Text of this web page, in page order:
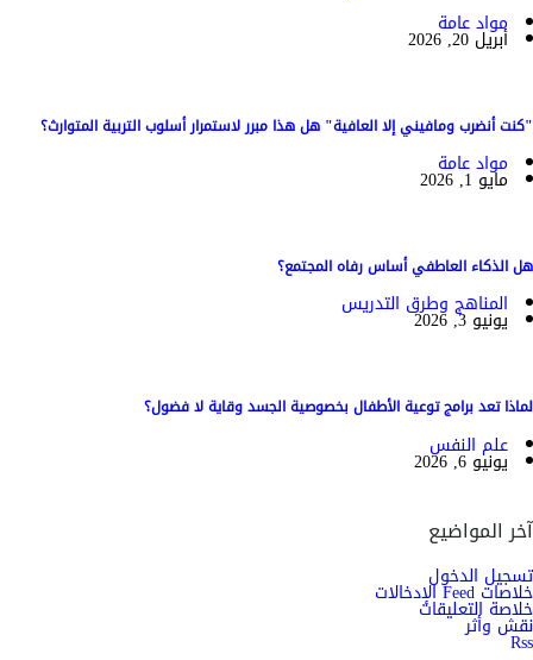
مواد عامة
أبريل 20, 2026
"كنت أنضرب ومافيني إلا العافية" هل هذا مبرر لاستمرار أسلوب التربية المتوارث؟
مواد عامة
مايو 1, 2026
هل الذكاء العاطفي أساس رفاه المجتمع؟
المناهج وطرق التدريس
يونيو 3, 2026
لماذا تعد برامج توعية الأطفال بخصوصية الجسد وقاية لا فضول؟
علم النفس
يونيو 6, 2026
آخر المواضيع
تسجيل الدخول
خلاصات Feed الإدخالات
خلاصة التعليقات
نقش وأثر
Rss